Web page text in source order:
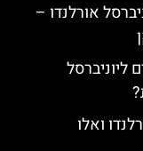
אורלנדו –
ליוניברסל
ואלו